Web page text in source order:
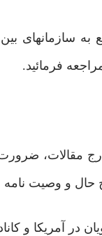
بین
فرمائید.
مقالات،
و وصیت نامه
در آمریکا و